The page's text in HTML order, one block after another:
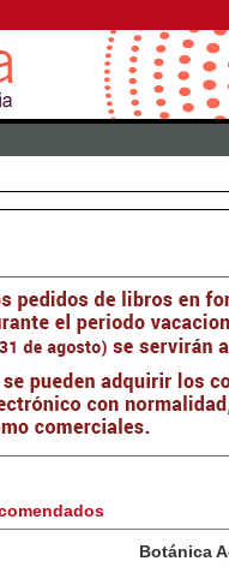
Agroalimentaria